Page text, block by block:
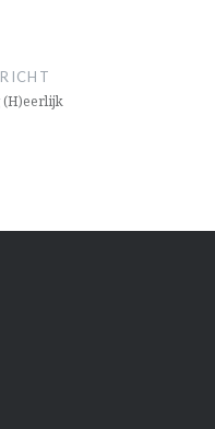
(H)eerlijk